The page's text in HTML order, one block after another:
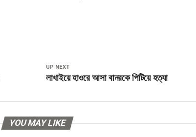
UP NEXT
লাখাইয়ে হাওরে আসা বানরকে পিটিয়ে হত্যা
YOU MAY LIKE